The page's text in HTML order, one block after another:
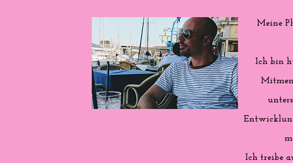
Meine
Ich bin
Ich treibe